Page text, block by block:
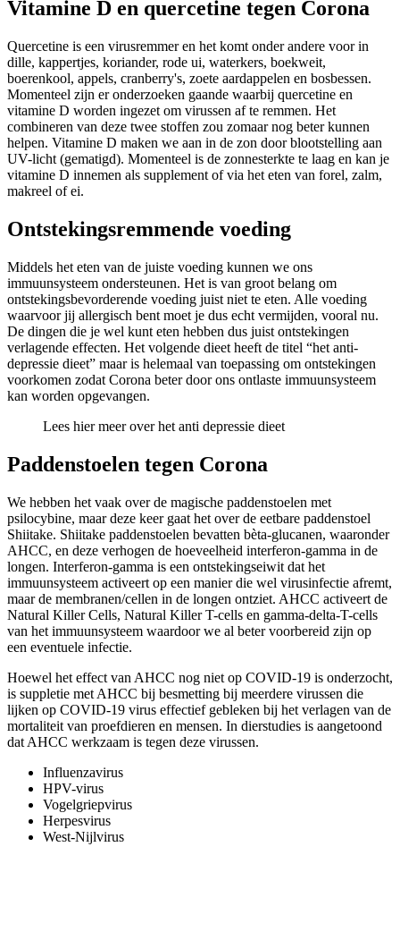
Vitamine D en quercetine tegen Corona
Quercetine is een virusremmer en het komt onder andere voor in
dille, kappertjes, koriander, rode ui, waterkers, boekweit,
boerenkool, appels, cranberry's, zoete aardappelen en bosbessen.
Momenteel zijn er onderzoeken gaande waarbij quercetine en
vitamine D worden ingezet om virussen af te remmen. Het
combineren van deze twee stoffen zou zomaar nog beter kunnen
helpen. Vitamine D maken we aan in de zon door blootstelling aan
UV-licht (gematigd). Momenteel is de zonnesterkte te laag en kan je
vitamine D innemen als supplement of via het eten van forel, zalm,
makreel of ei.
Ontstekingsremmende voeding
Middels het eten van de juiste voeding kunnen we ons
immuunsysteem ondersteunen. Het is van groot belang om
ontstekingsbevorderende voeding juist niet te eten. Alle voeding
waarvoor jij allergisch bent moet je dus echt vermijden, vooral nu.
De dingen die je wel kunt eten hebben dus juist ontstekingen
verlagende effecten. Het volgende dieet heeft de titel “het anti-
depressie dieet” maar is helemaal van toepassing om ontstekingen
voorkomen zodat Corona beter door ons ontlaste immuunsysteem
kan worden opgevangen.
Lees hier meer overhet anti depressie dieet
Paddenstoelen tegen Corona
We hebben het vaak over de magische paddenstoelen met
psilocybine, maar deze keer gaat het over de eetbare paddenstoel
Shiitake. Shiitake paddenstoelen bevatten bèta-glucanen, waaronder
AHCC, en deze verhogen de hoeveelheid interferon-gamma in de
longen. Interferon-gamma is een ontstekingseiwit dat het
immuunsysteem activeert op een manier die wel virusinfectie afremt,
maar de membranen/cellen in de longen ontziet. AHCC activeert de
Natural Killer Cells, Natural Killer T-cells en gamma-delta-T-cells
van het immuunsysteem waardoor we al beter voorbereid zijn op
een eventuele infectie.
Hoewel het effect van AHCC nog niet op COVID-19 is onderzocht,
is suppletie met AHCC bij besmetting bij meerdere virussen die
lijken op COVID-19 virus effectief gebleken bij het verlagen van de
mortaliteit van proefdieren en mensen. In dierstudies is aangetoond
dat AHCC werkzaam is tegen deze virussen.
Influenzavirus
HPV-virus
Vogelgriepvirus
Herpesvirus
West-Nijlvirus